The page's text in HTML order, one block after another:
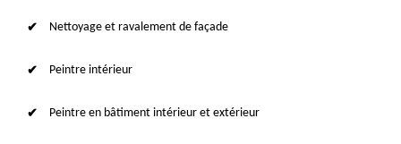
Nettoyage et ravalement de façade
Peintre intérieur
Peintre en bâtiment intérieur et extérieur